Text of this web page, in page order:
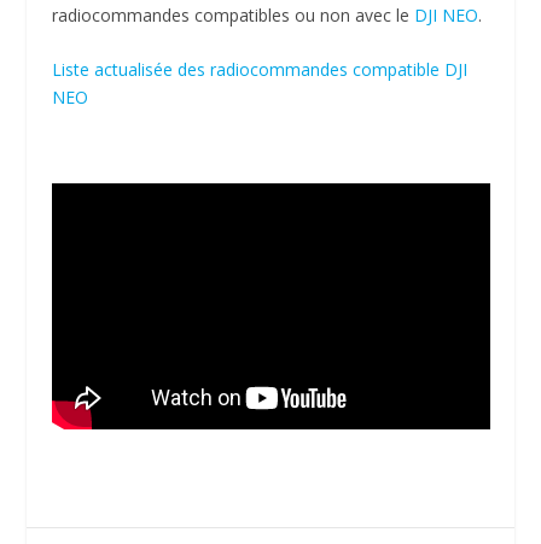
radiocommandes compatibles ou non avec le DJI NEO.
Liste actualisée des radiocommandes compatible DJI
NEO